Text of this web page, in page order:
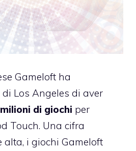
Gameloft ha
di Los Angeles di aver
di giochi per
Touch. Una cifra
alta, i giochi Gameloft